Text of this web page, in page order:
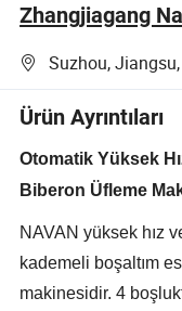
Zhangjiagang
Suzhou,
Ürün Ayrıntıları
Otomatik Yüksek
Biberon Üfleme
NAVAN yüksek hız
kademeli boşaltım
makinesidir. 4